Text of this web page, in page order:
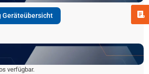
Geräteübersicht
verfügbar.